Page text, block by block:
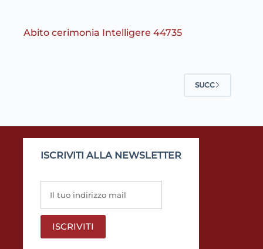
Abito cerimonia Intelligere 44735
SUCC
ISCRIVITI ALLA NEWSLETTER